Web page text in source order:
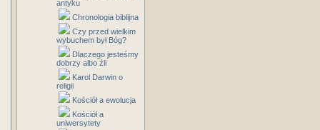
antyku
Chronologia biblijna
Czy przed wielkim
wybuchem był Bóg?
Dlaczego jesteśmy
dobrzy albo źli
Karol Darwin o
religii
Kościół a ewolucja
Kościół a
uniwersytety